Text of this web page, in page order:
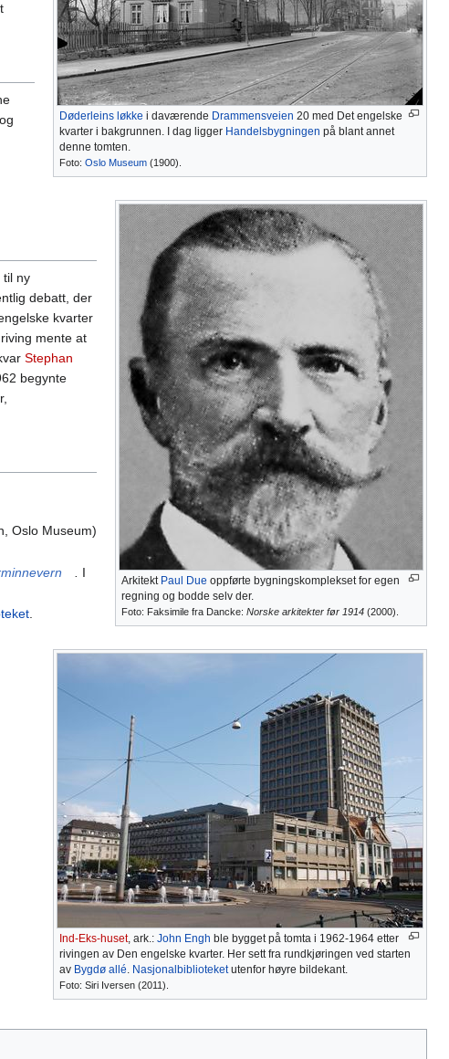
Døderleins løkke i daværende Drammensveien 20 med Det engelske
kvarter i bakgrunnen. I dag ligger Handelsbygningen på blant annet
denne tomten.
Foto: Oslo Museum (1900).
Arkitekt Paul Due oppførte bygningskomplekset for egen
regning og bodde selv der.
Foto: Faksimile fra Dancke: Norske arkitekter før 1914 (2000).
Ind-Eks-huset, ark.: John Engh ble bygget på tomta i 1962-1964 etter
rivingen av Den engelske kvarter. Her sett fra rundkjøringen ved starten
av Bygdø allé. Nasjonalbiblioteketutenfor høyre bildekant.
Foto: Siri Iversen (2011).
til ny
debatt, der
kvarter
mente at
Stephan
begynte
Oslo Museum)
I
.